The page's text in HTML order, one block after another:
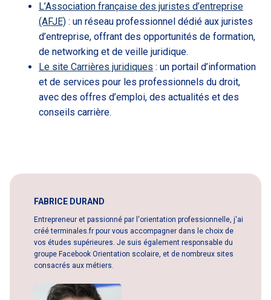
L’Association française des juristes d’entreprise
(AFJE) : un réseau professionnel dédié aux juristes
d’entreprise, offrant des opportunités de formation,
de networking et de veille juridique.
Le site Carrières juridiques : un portail d’information
et de services pour les professionnels du droit,
avec des offres d’emploi, des actualités et des
conseils carrière.
FABRICE DURAND
Entrepreneur et passionné par l'orientation professionnelle, j'ai
créé terminales.fr pour vous accompagner dans le choix de
vos études supérieures. Je suis également responsable du
groupe Facebook Orientation scolaire, et de nombreux sites
consacrés aux métiers.